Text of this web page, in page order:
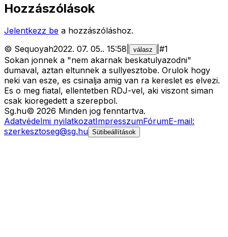
Hozzászólások
Jelentkezz be a hozzászóláshoz.
© Sequoyah2022. 07. 05.. 15:58 válasz #1
Sokan jonnek a "nem akarnak beskatulyazodni"
dumaval, aztan eltunnek a sullyesztobe. Orulok hogy
neki van esze, es csinalja amig van ra kereslet es elvezi.
Es o meg fiatal, ellentetben RDJ-vel, aki viszont siman
csak kioregedett a szerepbol.
Sg.hu© 2026 Minden jog fenntartva.
Adatvédelmi nyilatkozatImpresszumFórumE-mail:
szerkesztoseg@sg.hu Sütibeállítások